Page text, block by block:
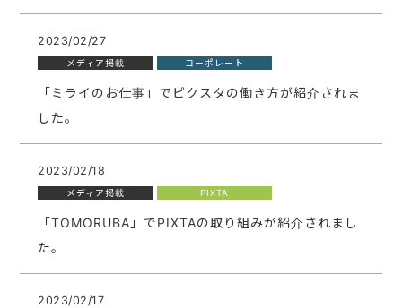
2023/02/27
メディア掲載 コーポレート
「ミライのお仕事」でピクスタの働き方が紹介されま
した。
2023/02/18
メディア掲載 PIXTA
「TOMORUBA」でPIXTAの取り組みが紹介されまし
た。
2023/02/17